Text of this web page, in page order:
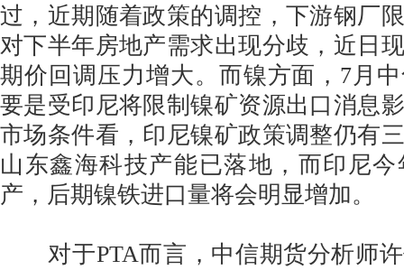
过，近期随着政策的调控，下游钢厂
对下半年房地产需求出现分歧，近日
期价回调压力增大。而镍方面，7月
要是受印尼将限制镍矿资源出口消息
市场条件看，印尼镍矿政策调整仍有
山东鑫海科技产能已落地，而印尼
产，后期镍铁进口量将会明显增加。
对于PTA而言，中信期货分析师许